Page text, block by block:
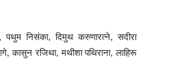
निसंका, दिमुथ करुणारत्ने, सदीरा
कासुन रजिथा, मथीशा पथिराना, लाहिरू